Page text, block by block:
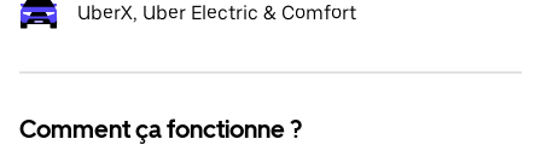
UberX, Uber Electric & Comfort
Comment ça fonctionne ?